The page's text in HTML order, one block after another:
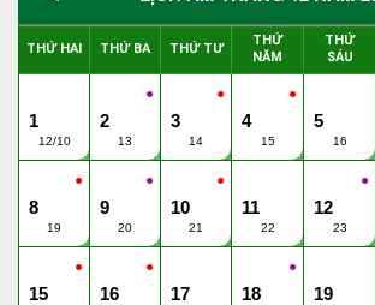
THỨ HAI THỨ BA THỨ TƯ
THỨ
NĂM
THỨ
SÁU
1
12/10
●
2
13
●
3
14
●
4
15
5
16
●
8
19
●
9
20
●
10
21
11
22
●
12
23
●
15
●
16 17
●
18 19